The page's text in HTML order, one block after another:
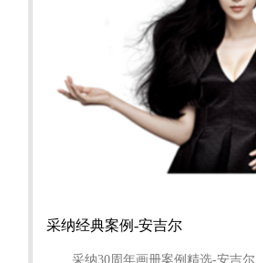
采纳经典案例-安吉尔
采纳30周年画册案例精选-安吉尔